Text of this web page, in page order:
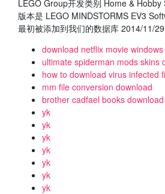
LEGO Group开发类别 Home &
版本是 LEGO MINDSTORMS EV3
最初被添加到我们的数据库 2014/11/29
download netflix movie
ultimate spiderman mods skins
how to download virus infected
mm file conversion download
brother cadfael books
yk
yk
yk
yk
yk
yk
yk